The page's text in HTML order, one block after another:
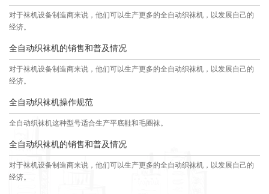
对于袜机设备制造商来说，他们可以生产更多的全自动织袜机，以发展自己的
经济。
全自动织袜机的销售和普及情况
对于袜机设备制造商来说，他们可以生产更多的全自动织袜机，以发展自己的
经济。
全自动织袜机操作规范
全自动织袜机这种型号适合生产平底鞋和毛圈袜。
全自动织袜机的销售和普及情况
对于袜机设备制造商来说，他们可以生产更多的全自动织袜机，以发展自己的
经济。